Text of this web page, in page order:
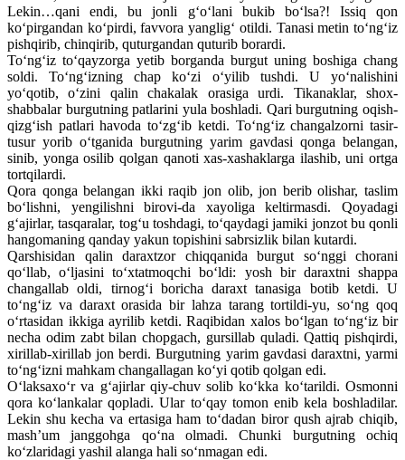
Lekin…qani endi, bu jonli g‘o‘lani bukib bo‘lsa?! Issiq qon
ko‘pirgandan ko‘pirdi, favvora yanglig‘ otildi. Tanasi metin to‘ng‘iz
pishqirib, chinqirib, quturgandan quturib borardi.
To‘ng‘iz to‘qayzorga yetib borganda burgut uning boshiga chang
soldi. To‘ng‘izning chap ko‘zi o‘yilib tushdi. U yo‘nalishini
yo‘qotib, o‘zini qalin chakalak orasiga urdi. Tikanaklar, shox-
shabbalar burgutning patlarini yula boshladi. Qari burgutning oqish-
qizg‘ish patlari havoda to‘zg‘ib ketdi. To‘ng‘iz changalzorni tasir-
tusur yorib o‘tganida burgutning yarim gavdasi qonga belangan,
sinib, yonga osilib qolgan qanoti xas-xashaklarga ilashib, uni ortga
tortqilardi.
Qora qonga belangan ikki raqib jon olib, jon berib olishar, taslim
bo‘lishni, yengilishni birovi-da xayoliga keltirmasdi. Qoyadagi
g‘ajirlar, tasqaralar, tog‘u toshdagi, to‘qaydagi jamiki jonzot bu qonli
hangomaning qanday yakun topishini sabrsizlik bilan kutardi.
Qarshisidan qalin daraxtzor chiqqanida burgut so‘nggi chorani
qo‘llab, o‘ljasini to‘xtatmoqchi bo‘ldi: yosh bir daraxtni shappa
changallab oldi, tirnog‘i boricha daraxt tanasiga botib ketdi. U
to‘ng‘iz va daraxt orasida bir lahza tarang tortildi-yu, so‘ng qoq
o‘rtasidan ikkiga ayrilib ketdi. Raqibidan xalos bo‘lgan to‘ng‘iz bir
necha odim zabt bilan chopgach, gursillab quladi. Qattiq pishqirdi,
xirillab-xirillab jon berdi. Burgutning yarim gavdasi daraxtni, yarmi
to‘ng‘izni mahkam changallagan ko‘yi qotib qolgan edi.
O‘laksaxo‘r va g‘ajirlar qiy-chuv solib ko‘kka ko‘tarildi. Osmonni
qora ko‘lankalar qopladi. Ular to‘qay tomon enib kela boshladilar.
Lekin shu kecha va ertasiga ham to‘dadan biror qush ajrab chiqib,
mash’um janggohga qo‘na olmadi. Chunki burgutning ochiq
ko‘zlaridagi yashil alanga hali so‘nmagan edi.